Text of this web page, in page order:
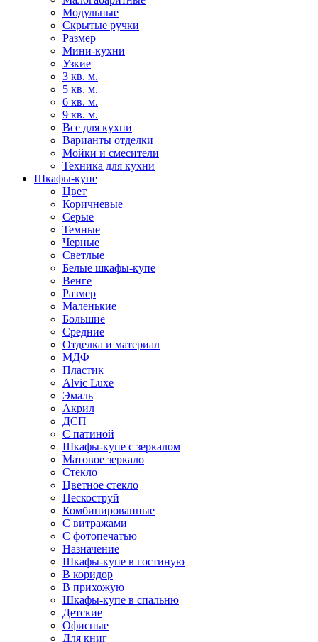
Модульные
Скрытые ручки
Размер
Мини-кухни
Узкие
3 кв. м.
5 кв. м.
6 кв. м.
9 кв. м.
Все для кухни
Варианты отделки
Мойки и смесители
Техника для кухни
Шкафы-купе
Цвет
Коричневые
Серые
Темные
Черные
Светлые
Белые шкафы-купе
Венге
Размер
Маленькие
Большие
Средние
Отделка и материал
МДФ
Пластик
Alvic Luxe
Эмаль
Акрил
ДСП
С патиной
Шкафы-купе с зеркалом
Матовое зеркало
Стекло
Цветное стекло
Пескоструй
Комбинированные
С витражами
С фотопечатью
Назначение
Шкафы-купе в гостиную
В коридор
В прихожую
Шкафы-купе в спальню
Детские
Офисные
Для книг